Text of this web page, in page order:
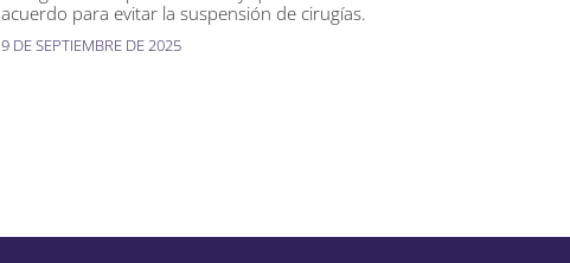
acuerdo para evitar la suspensión de cirugías.
9 DE SEPTIEMBRE DE 2025